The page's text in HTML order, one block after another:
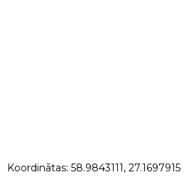
Koordinātas: 58.9843111, 27.1697915